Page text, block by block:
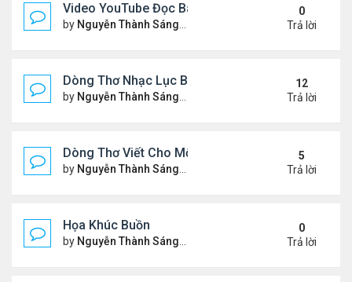
Video YouTube Đọc Bài Thơ "Nỗi Niềm Bên Sương
by Nguyễn Thành Sáng Thứ 3 Tháng 7 07, 2026 10:06
0
Trả lời
Dòng Thơ Nhạc Lục Bát (1)
by Nguyễn Thành Sáng Thứ 4 Tháng 4 15, 2026 2:27
12
Trả lời
Dòng Thơ Viết Cho Một Người
by Nguyễn Thành Sáng Chủ nhật Tháng 6 07, 2026
5
Trả lời
Họa Khúc Buồn
by Nguyễn Thành Sáng Thứ 2 Tháng 6 22, 2026 9:37
0
Trả lời